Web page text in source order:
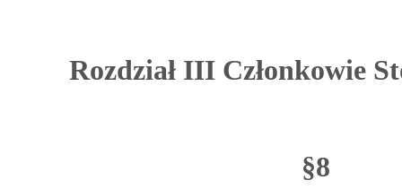
Rozdział III Członkowie
§8